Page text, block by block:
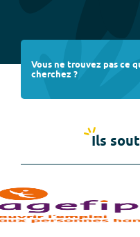
Vous ne trouvez pas ce
cherchez ?
Ils